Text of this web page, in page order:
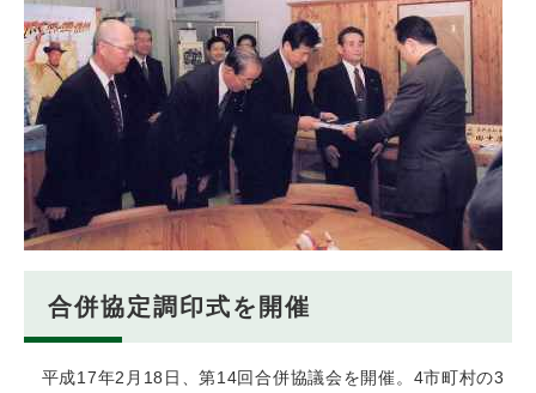
合併協定調印式を開催
平成17年2月18日、第14回合併協議会を開催。4市町村の3